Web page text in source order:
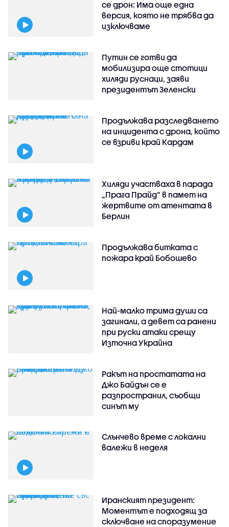
се дрон: Има още една
версия, която не трябва да
изключваме
Путин се готви да
мобилизира още стотици
хиляди руснаци, заяви
президентът Зеленски
Продължава разследването
на инцидента с дрона, който
се взриви край Кардам
Хиляди участваха в парада
„Прага Прайд“ в памет на
жертвите от атентата в
Берлин
Продължава битката с
пожара край Бобошево
Най-малко трима души са
загинали, а девет са ранени
при руски атаки срещу
Източна Украйна
Ракът на простатата на
Джо Байдън се е
разпространил, съобщи
синът му
Слънчево време с локални
валежи в неделя
Иранският президент:
Моментът е подходящ за
сключване на споразумение